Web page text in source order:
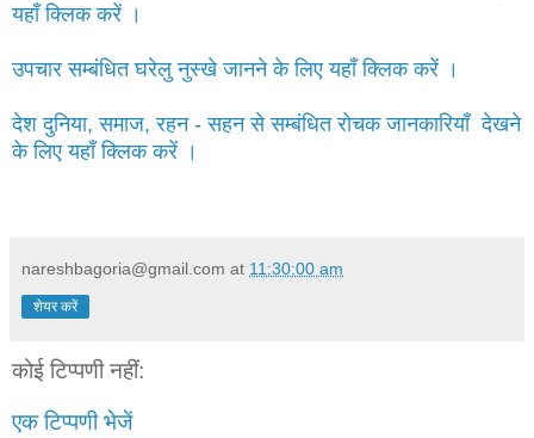
यहाँ क्लिक करें ।
उपचार सम्बंधित घरेलु नुस्खे जानने के लिए यहाँ क्लिक करें ।
देश दुनिया, समाज, रहन - सहन से सम्बंधित रोचक जानकारियाँ देखने
के लिए यहाँ क्लिक करें ।
nareshbagoria@gmail.com at 11:30:00 am
शेयर करें
कोई टिप्पणी नहीं:
एक टिप्पणी भेजें